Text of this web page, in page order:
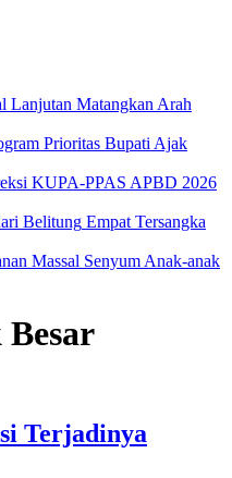
Matangkan Arah
Bupati Ajak
KUPA-PPAS APBD 2026
Empat Tersangka
Senyum Anak-anak
Terjadinya